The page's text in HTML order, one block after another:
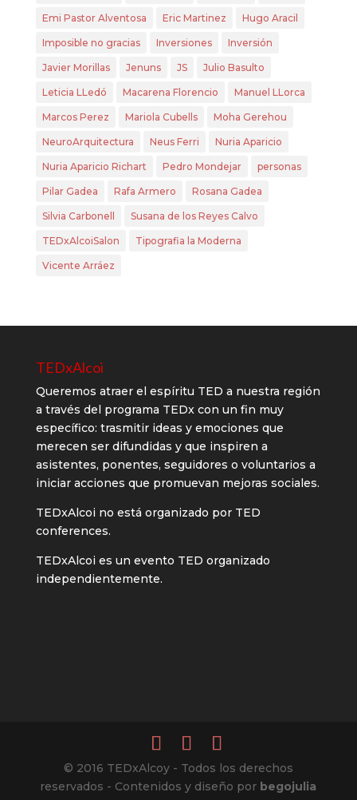
Emi Pastor Alventosa Eric Martinez Hugo Aracil
Imposible no gracias Inversiones Inversión
Javier Morillas Jenuns JS Julio Basulto
Leticia LLedó Macarena Florencio Manuel LLorca
Marcos Perez Mariola Cubells Moha Gerehou
NeuroArquitectura Neus Ferri Nuria Aparicio
Nuria Aparicio Richart Pedro Mondejar personas
Pilar Gadea Rafa Armero Rosana Gadea
Silvia Carbonell Susana de los Reyes Calvo
TEDxAlcoiSalon Tipografia la Moderna
Vicente Arráez
TEDxAlcoi
Queremos atraer el espíritu TED a nuestra región
a través del programa TEDx con un fin muy
específico: trasmitir ideas y emociones que
merecen ser difundidas y que inspiren a
asistentes, ponentes, seguidores o voluntarios a
iniciar acciones que promuevan mejoras sociales.
TEDxAlcoi no está organizado por TED
conferences.
TEDxAlcoi es un evento TED organizado
independientemente.
© 2016 TEDxAlcoy - Todos los derechos
reservados - Contenidos y diseño por begojulia